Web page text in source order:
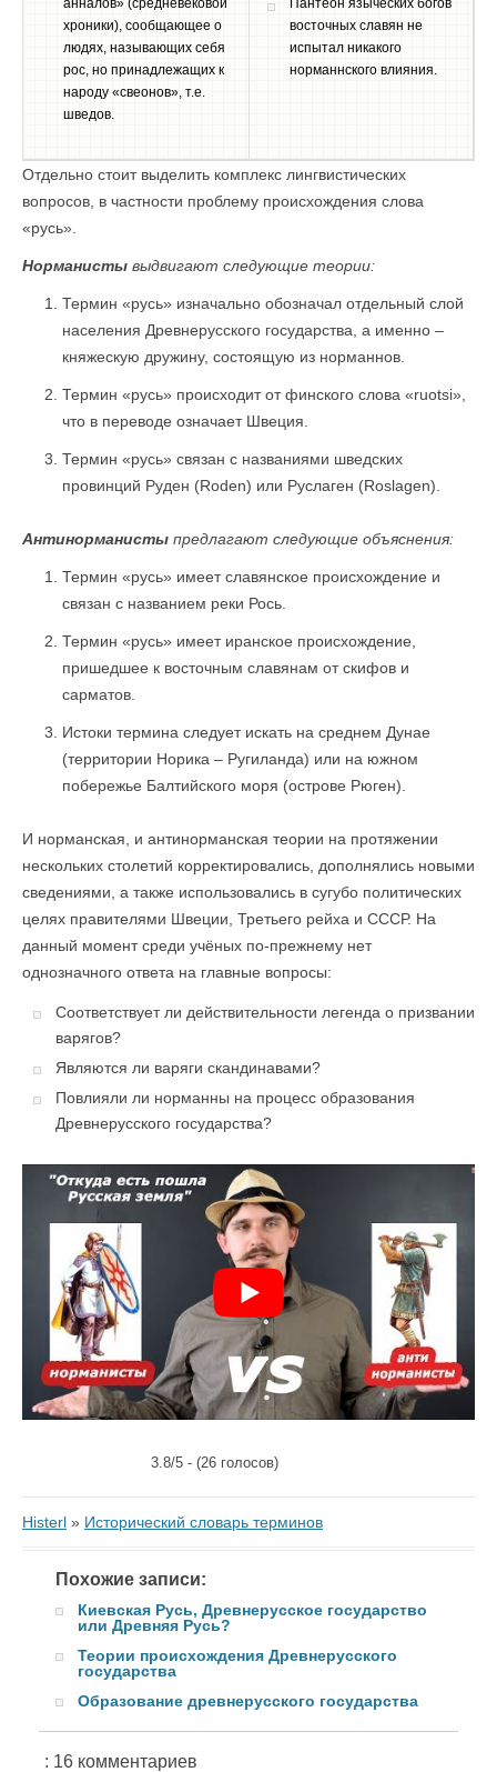
анналов» (средневековой
хроники), сообщающее о
людях, называющих себя
рос, но принадлежащих к
народу «свеонов», т.е.
шведов.
Пантеон языческих богов
восточных славян не
испытал никакого
норманнского влияния.
Отдельно стоит выделить комплекс лингвистических
вопросов, в частности проблему происхождения слова
«русь».
Норманисты выдвигают следующие теории:
Термин «русь» изначально обозначал отдельный слой
населения Древнерусского государства, а именно –
княжескую дружину, состоящую из норманнов.
Термин «русь» происходит от финского слова «ruotsi»,
что в переводе означает Швеция.
Термин «русь» связан с названиями шведских
провинций Руден (Roden) или Руслаген (Roslagen).
Антинорманисты предлагают следующие объяснения:
Термин «русь» имеет славянское происхождение и
связан с названием реки Рось.
Термин «русь» имеет иранское происхождение,
пришедшее к восточным славянам от скифов и
сарматов.
Истоки термина следует искать на среднем Дунае
(территории Норика – Ругиланда) или на южном
побережье Балтийского моря (острове Рюген).
И норманская, и антинорманская теории на протяжении
нескольких столетий корректировались, дополнялись новыми
сведениями, а также использовались в сугубо политических
целях правителями Швеции, Третьего рейха и СССР. На
данный момент среди учёных по-прежнему нет
однозначного ответа на главные вопросы:
Соответствует ли действительности легенда о призвании
варягов?
Являются ли варяги скандинавами?
Повлияли ли норманны на процесс образования
Древнерусского государства?
3.8/5 - (26 голосов)
Histerl » Исторический словарь терминов
Похожие записи:
Киевская Русь, Древнерусское государство
или Древняя Русь?
Теории происхождения Древнерусского
государства
Образование древнерусского государства
: 16 комментариев